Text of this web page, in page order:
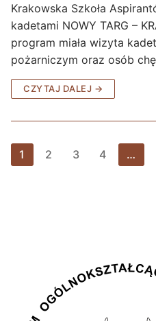
Krakowska Szkoła
kadetami NOWY TARG –
program miała wizyta
pożarniczym oraz osób
CZYTAJ DALEJ →
1 2 3 4 …